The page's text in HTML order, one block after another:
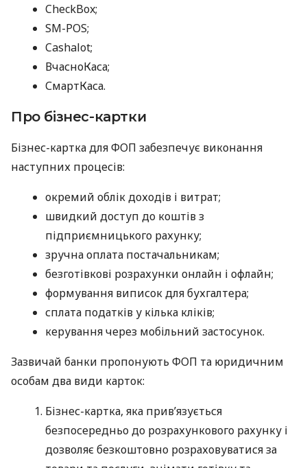
CheckBox;
SM-POS;
Cashalot;
ВчасноКаса;
СмартКаса.
Про бізнес-картки
Бізнес-картка для ФОП забезпечує виконання
наступних процесів:
окремий облік доходів і витрат;
швидкий доступ до коштів з
підприємницького рахунку;
зручна оплата постачальникам;
безготівкові розрахунки онлайн і офлайн;
формування виписок для бухгалтера;
сплата податків у кілька кліків;
керування через мобільний застосунок.
Зазвичай банки пропонують ФОП та юридичним
особам два види карток:
Бізнес-картка, яка прив’язується
безпосередньо до розрахункового рахунку і
дозволяє безкоштовно розраховуватися за